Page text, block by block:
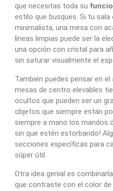
que necesitas toda su
estilo que busques. Si tu
minimalista, una mesa con
líneas limpias puede ser la
una opción con cristal para
sin saturar visualmente el
También puedes pensar en el
mesas de centro elevables
ocultos que pueden ser un
objetos que siempre están
siempre a mano los mandos
sin que estén estorbando!
secciones específicas para
súper útil.
Otra idea genial es
que contraste con el color